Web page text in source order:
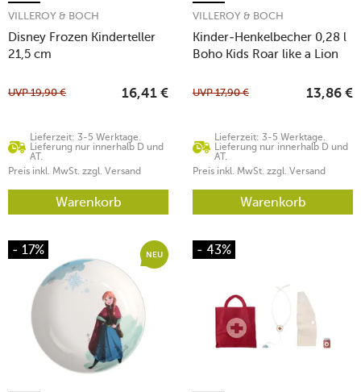
Disney Frozen Kinderteller
21,5 cm
VILLEROY & BOCH
Lieferzeit: 3-5 Werktage.
Lieferung nur innerhalb D und
AT.
UVP19,90 € 16,41 €
Preis inkl. MwSt. zzgl. Versand
Warenkorb
Kinder-Henkelbecher 0,28 l
Boho Kids Roar like a Lion
VILLEROY & BOCH
Lieferzeit: 3-5 Werktage.
Lieferung nur innerhalb D und
AT.
UVP17,90 € 13,86 €
Preis inkl. MwSt. zzgl. Versand
Warenkorb
- 17% NEU - 43%